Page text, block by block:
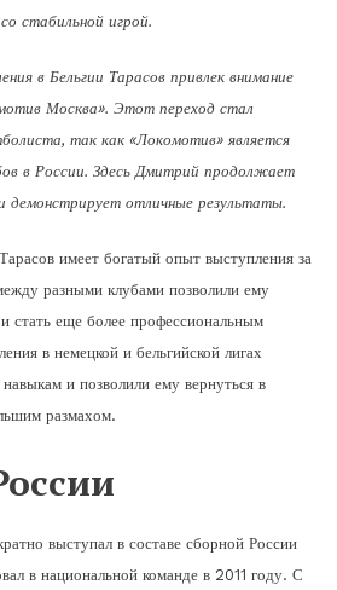
стабильной игрой.
в Бельгии Тарасов привлек внимание
Москва». Этот переход стал
так как «Локомотив» является
в России. Здесь Дмитрий продолжает
демонстрирует отличные результаты.
имеет богатый опыт выступления за
разными клубами позволили ему
стать еще более профессиональным
в немецкой и бельгийской лигах
и позволили ему вернуться в
размахом.
выступал в составе сборной России
в национальной команде в 2011 году. С